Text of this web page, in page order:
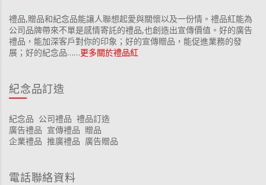
禮品,贈品和紀念品能讓人聯想起愛與關懷以及一份情。禮品紅能為
公司品牌帶來不單是感情寄託的禮品,也創造出宣傳價值。好的廣告
禮品，能加深客戶對你的印象；好的宣傳贈品，能促進業務的發
展；好的紀念品……更多關於禮品紅
紀念品訂造
紀念品 公司禮品 禮品訂造
廣告禮品 宣傳禮品 贈品
企業禮品 推廣禮品 廣告贈品
電話聯絡資料